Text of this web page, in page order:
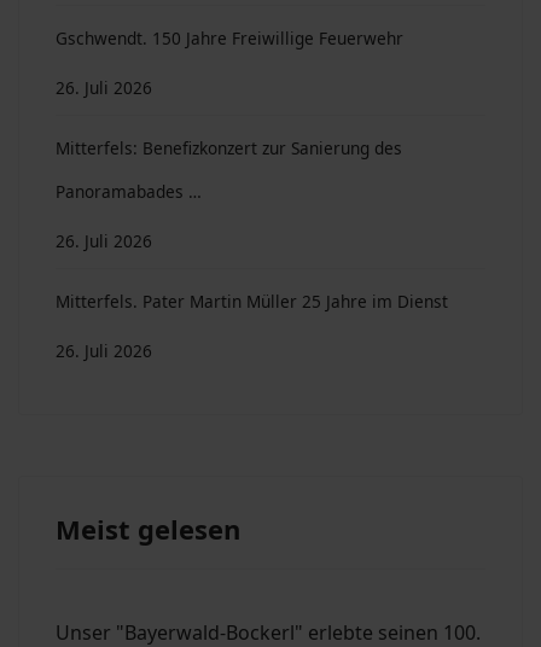
Gschwendt. 150 Jahre Freiwillige Feuerwehr
26. Juli 2026
Mitterfels: Benefizkonzert zur Sanierung des
Panoramabades …
26. Juli 2026
Mitterfels. Pater Martin Müller 25 Jahre im Dienst
26. Juli 2026
Meist gelesen
Unser "Bayerwald-Bockerl" erlebte seinen 100.